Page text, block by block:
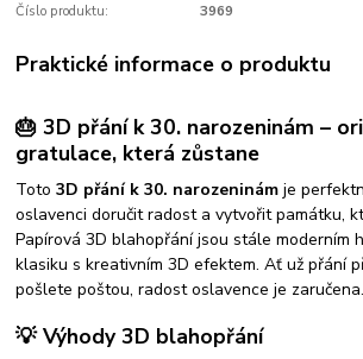
Číslo produktu: 3969
Praktické informace o produktu
🎂 3D přání k 30. narozeninám –
gratulace, která zůstane
Toto3D přání k 30. narozeninám je
oslavenci doručit radost a vytvořit památku,
Papírová 3D blahopřání jsou stále moderním
klasiku s kreativním 3D efektem. Ať už přání
pošlete poštou, radost oslavence je zaručena.
💡 Výhody 3D blahopřání